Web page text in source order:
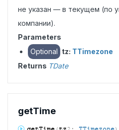
не указан — в текущем (по
компании).
Parameters
Optional tz: TTimezone
Returns TDate
getTime